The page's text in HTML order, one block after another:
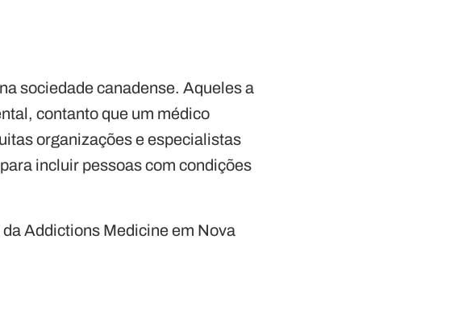
sociedade canadense. Aqueles a
contanto que um médico
organizações e especialistas
incluir pessoas com condições
Addictions Medicine em Nova